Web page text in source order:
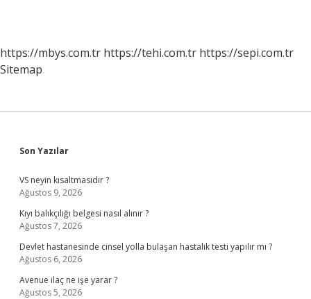
https://mbys.com.tr https://tehi.com.tr https://sepi.com.tr
Sitemap
Sidebar
Son Yazılar
VS neyin kısaltmasıdır ?
Ağustos 9, 2026
Kıyı balıkçılığı belgesi nasıl alınır ?
Ağustos 7, 2026
Devlet hastanesinde cinsel yolla bulaşan hastalık testi yapılır mı ?
Ağustos 6, 2026
Avenue ilaç ne işe yarar ?
Ağustos 5, 2026